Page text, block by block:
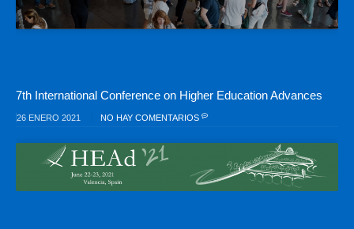
7th International Conference on Higher Education Advances
26 ENERO 2021 NO HAY COMENTARIOS